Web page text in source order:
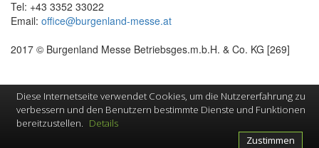
Tel: +43 3352 33022
Email: office@burgenland-messe.at
2017 © Burgenland Messe Betriebsges.m.b.H. & Co. KG [269]
Diese Internetseite verwendet Cookies, um die Nutzererfahrung zu
verbessern und den Benutzern bestimmte Dienste und Funktionen
bereitzustellen. Details
Zustimmen